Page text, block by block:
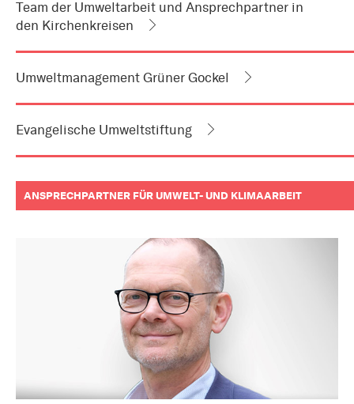
Team der Umweltarbeit und Ansprechpartner in
den Kirchenkreisen
Umweltmanagement Grüner Gockel
Evangelische Umweltstiftung
ANSPRECHPARTNER FÜR UMWELT- UND KLIMAARBEIT